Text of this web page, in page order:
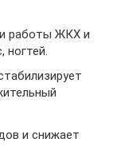
работы ЖКХ и
и снижает